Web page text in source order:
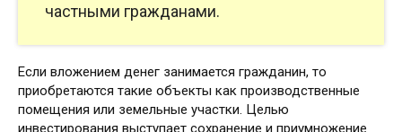
частными гражданами.
Если вложением денег занимается гражданин, то
приобретаются такие объекты как производственные
помещения или земельные участки. Целью
инвестирования выступает сохранение и приумножение